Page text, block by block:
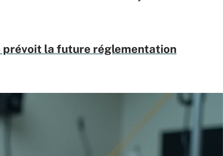
la future réglementation